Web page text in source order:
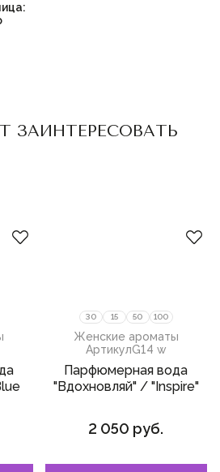
ЗАИНТЕРЕСОВАТЬ
зарегистрируйтесь,
чтобы добавить товар в
30 15 50 100
Женские ароматы
АртикулG14 w
Парфюмерная вода
"Вдохновляй" / "Inspire"
2 050 руб.